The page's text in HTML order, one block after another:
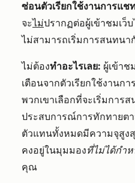
ซ่อนตัวเรียกใช้งานการแช
จะไม่ปรากฏต่อผู้เข้าชมเว็
ไม่สามารถเริ่มการสนทนา
ไม่ต้องทำอะไรเลย: ผู้เข้าช
เตือนจากตัวเรียกใช้งาน
พวกเขาเลือกที่จะเริ่มการ
ประสบการณ์การทักทายต
ตัวแทนทั้งหมดมีความจุสูง
คงอยู่ในมุมมองที่ไม่ได้กำ
คุณ